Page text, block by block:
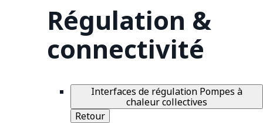
Régulation &
connectivité
Interfaces de régulation Pompes à
chaleur collectives
Retour